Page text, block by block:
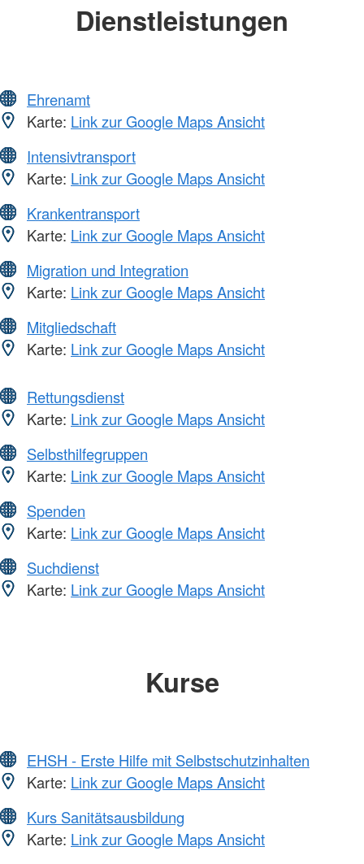
Dienstleistungen
Ehrenamt
Karte: Link zur Google Maps Ansicht
Intensivtransport
Karte: Link zur Google Maps Ansicht
Krankentransport
Karte: Link zur Google Maps Ansicht
Migration und Integration
Karte: Link zur Google Maps Ansicht
Mitgliedschaft
Karte: Link zur Google Maps Ansicht
Rettungsdienst
Karte: Link zur Google Maps Ansicht
Selbsthilfegruppen
Karte: Link zur Google Maps Ansicht
Spenden
Karte: Link zur Google Maps Ansicht
Suchdienst
Karte: Link zur Google Maps Ansicht
Kurse
EHSH - Erste Hilfe mit Selbstschutzinhalten
Karte: Link zur Google Maps Ansicht
Kurs Sanitätsausbildung
Karte: Link zur Google Maps Ansicht